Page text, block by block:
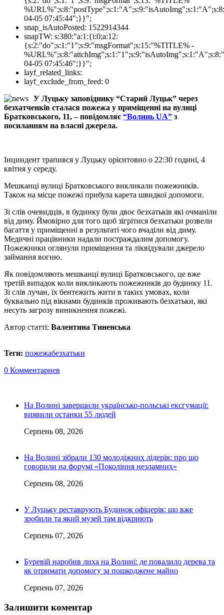
04-05 07:45:44";}}";
snap_isAutoPosted: 1522914344
snapTW: s:380:"a:1:{i:0;a:12:
{s:2:"do";s:1:"1";s:9:"msgFormat";s:15:"%TITLE% -
04-05 07:45:46";}}";
layf_related_links:
layf_exclude_from_feed: 0
У Луцьку заповіднику “Старий Луцьк” через
безхатченків сталася пожежа у приміщенні на вулиці
Братковського, 11, – повідомляє “Волинь UA” з
посиланням на власні джерела.
Інциндент трапився у Луцьку орієнтовно о 22:30 годині, 4
квітня у середу.
Мешканці вулиці Братковського викликали пожежників.
Також на місце пожежі прибула карета швидкої допомоги.
Зі слів очевидців, в будинку були двоє безхатьків які очманіли
від диму. Ймовірно для того щоб зігрітися безхатьки розвели
багаття у приміщенні в результаті чого вчаділи від диму.
Медичні працівники надали постраждалим допомогу.
Пожежники оглянули приміщення та ліквідували джерело
займання вогню.
Як повідомляють мешканці вулиці Братковського, це вже
третій випадок коли викликають пожежників до будинку 11.
Зі слів лучан, їх бентежить жити в таких умовах, коли
буквально під вікнами будинків проживають безхатьки, які
несуть загрозу виникнення пожежі.
Автор статті: Валентина Тиненська
Теги: пожежабезхатьки
0 Комментариев
На Волині завершили українсько-польські ексгумації:
виявили останки 55 людей
Серпень 08, 2026
На Волині зібрали 130 молодіжних лідерів: про що
говорили на форумі «Покоління незламних»
Серпень 08, 2026
У Луцьку реставрують Будинок офіцерів: що вже
зробили та який музей там відкриють
Серпень 07, 2026
Буревій наробив лиха на Волині: де повалило дерева та
як отримати допомогу за пошкоджене майно
Серпень 07, 2026
Залишити коментар